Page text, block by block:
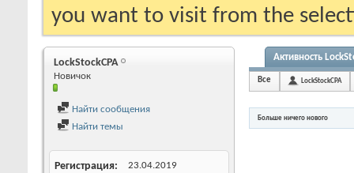
you want to visit from the
LockStockCPA
Новичок
Найти сообщения
Найти темы
Регистрация 23.04.2019
Активность
Все LockStockCPA
Больше ничего нового